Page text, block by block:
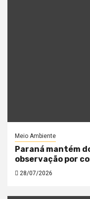
Meio Ambiente
Paraná mantém
observação por
28/07/2026